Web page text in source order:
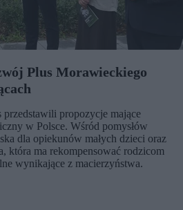
Plus Morawieckiego
propozycje mające
w Polsce. Wśród pomysłów
dla opiekunów małych dzieci oraz
która ma rekompensować rodzicom
wynikające z macierzyństwa.